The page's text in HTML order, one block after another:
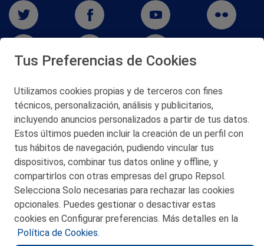
San Martín 5-Edificio Muñatones,
48550 Muskiz (Bizkaia)
Telf. 946 357 000
© 2026 Petronor S.A.
CONTACTO
Tus Preferencias de Cookies
Utilizamos cookies propias y de terceros con fines
técnicos, personalización, análisis y publicitarios,
incluyendo anuncios personalizados a partir de tus datos.
Estos últimos pueden incluir la creación de un perfil con
tus hábitos de navegación, pudiendo vincular tus
dispositivos, combinar tus datos online y offline, y
compartirlos con otras empresas del grupo Repsol.
Selecciona Solo necesarias para rechazar las cookies
opcionales. Puedes gestionar o desactivar estas
cookies en Configurar preferencias. Más detalles en la
Política de Cookies.